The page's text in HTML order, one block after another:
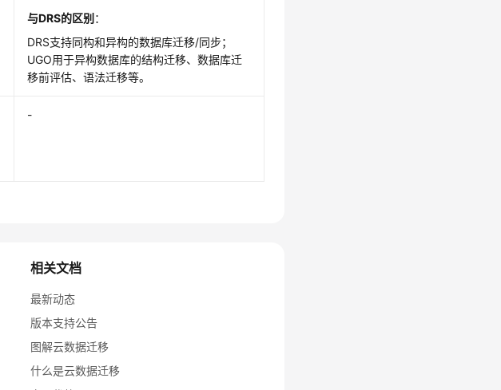
与DRS的区别 ：
DRS支持同构和异构的数据库迁移/同步；
UGO用于异构数据库的结构迁移、数据库迁
移前评估、语法迁移等。
-
相关文档
最新动态
版本支持公告
图解云数据迁移
什么是云数据迁移